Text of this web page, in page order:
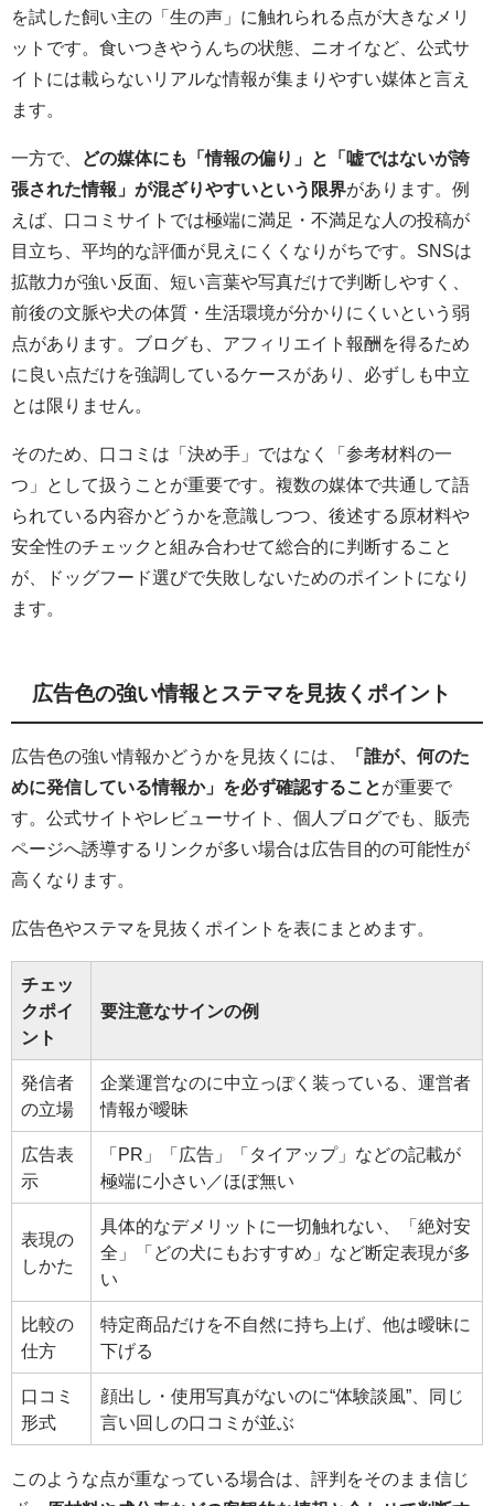
を試した飼い主の「生の声」に触れられる点が大きなメリ
ットです。食いつきやうんちの状態、ニオイなど、公式サ
イトには載らないリアルな情報が集まりやすい媒体と言え
ます。
一方で、
どの媒体にも「情報の偏り」と「嘘ではないが誇
張された情報」が混ざりやすいという限界があります。例
えば、口コミサイトでは極端に満足・不満足な人の投稿が
目立ち、平均的な評価が見えにくくなりがちです。SNSは
拡散力が強い反面、短い言葉や写真だけで判断しやすく、
前後の文脈や犬の体質・生活環境が分かりにくいという弱
点があります。ブログも、アフィリエイト報酬を得るため
に良い点だけを強調しているケースがあり、必ずしも中立
とは限りません。
そのため、口コミは「決め手」ではなく「参考材料の一
つ」として扱うことが重要です。複数の媒体で共通して語
られている内容かどうかを意識しつつ、後述する原材料や
安全性のチェックと組み合わせて総合的に判断すること
が、ドッグフード選びで失敗しないためのポイントになり
ます。
広告色の強い情報とステマを見抜くポイント
広告色の強い情報かどうかを見抜くには、
「誰が、何のた
めに発信している情報か」を必ず確認することが重要で
す。公式サイトやレビューサイト、個人ブログでも、販売
ページへ誘導するリンクが多い場合は広告目的の可能性が
高くなります。
広告色やステマを見抜くポイントを表にまとめます。
チェッ
クポイ
ント
要注意なサインの例
発信者
の立場
企業運営なのに中立っぽく装っている、運営者
情報が曖昧
広告表
示
「PR」「広告」「タイアップ」などの記載が
極端に小さい／ほぼ無い
表現の
しかた
具体的なデメリットに一切触れない、「絶対安
全」「どの犬にもおすすめ」など断定表現が多
い
比較の
仕方
特定商品だけを不自然に持ち上げ、他は曖昧に
下げる
口コミ
形式
顔出し・使用写真がないのに“体験談風”、同じ
言い回しの口コミが並ぶ
このような点が重なっている場合は、評判をそのまま信じ